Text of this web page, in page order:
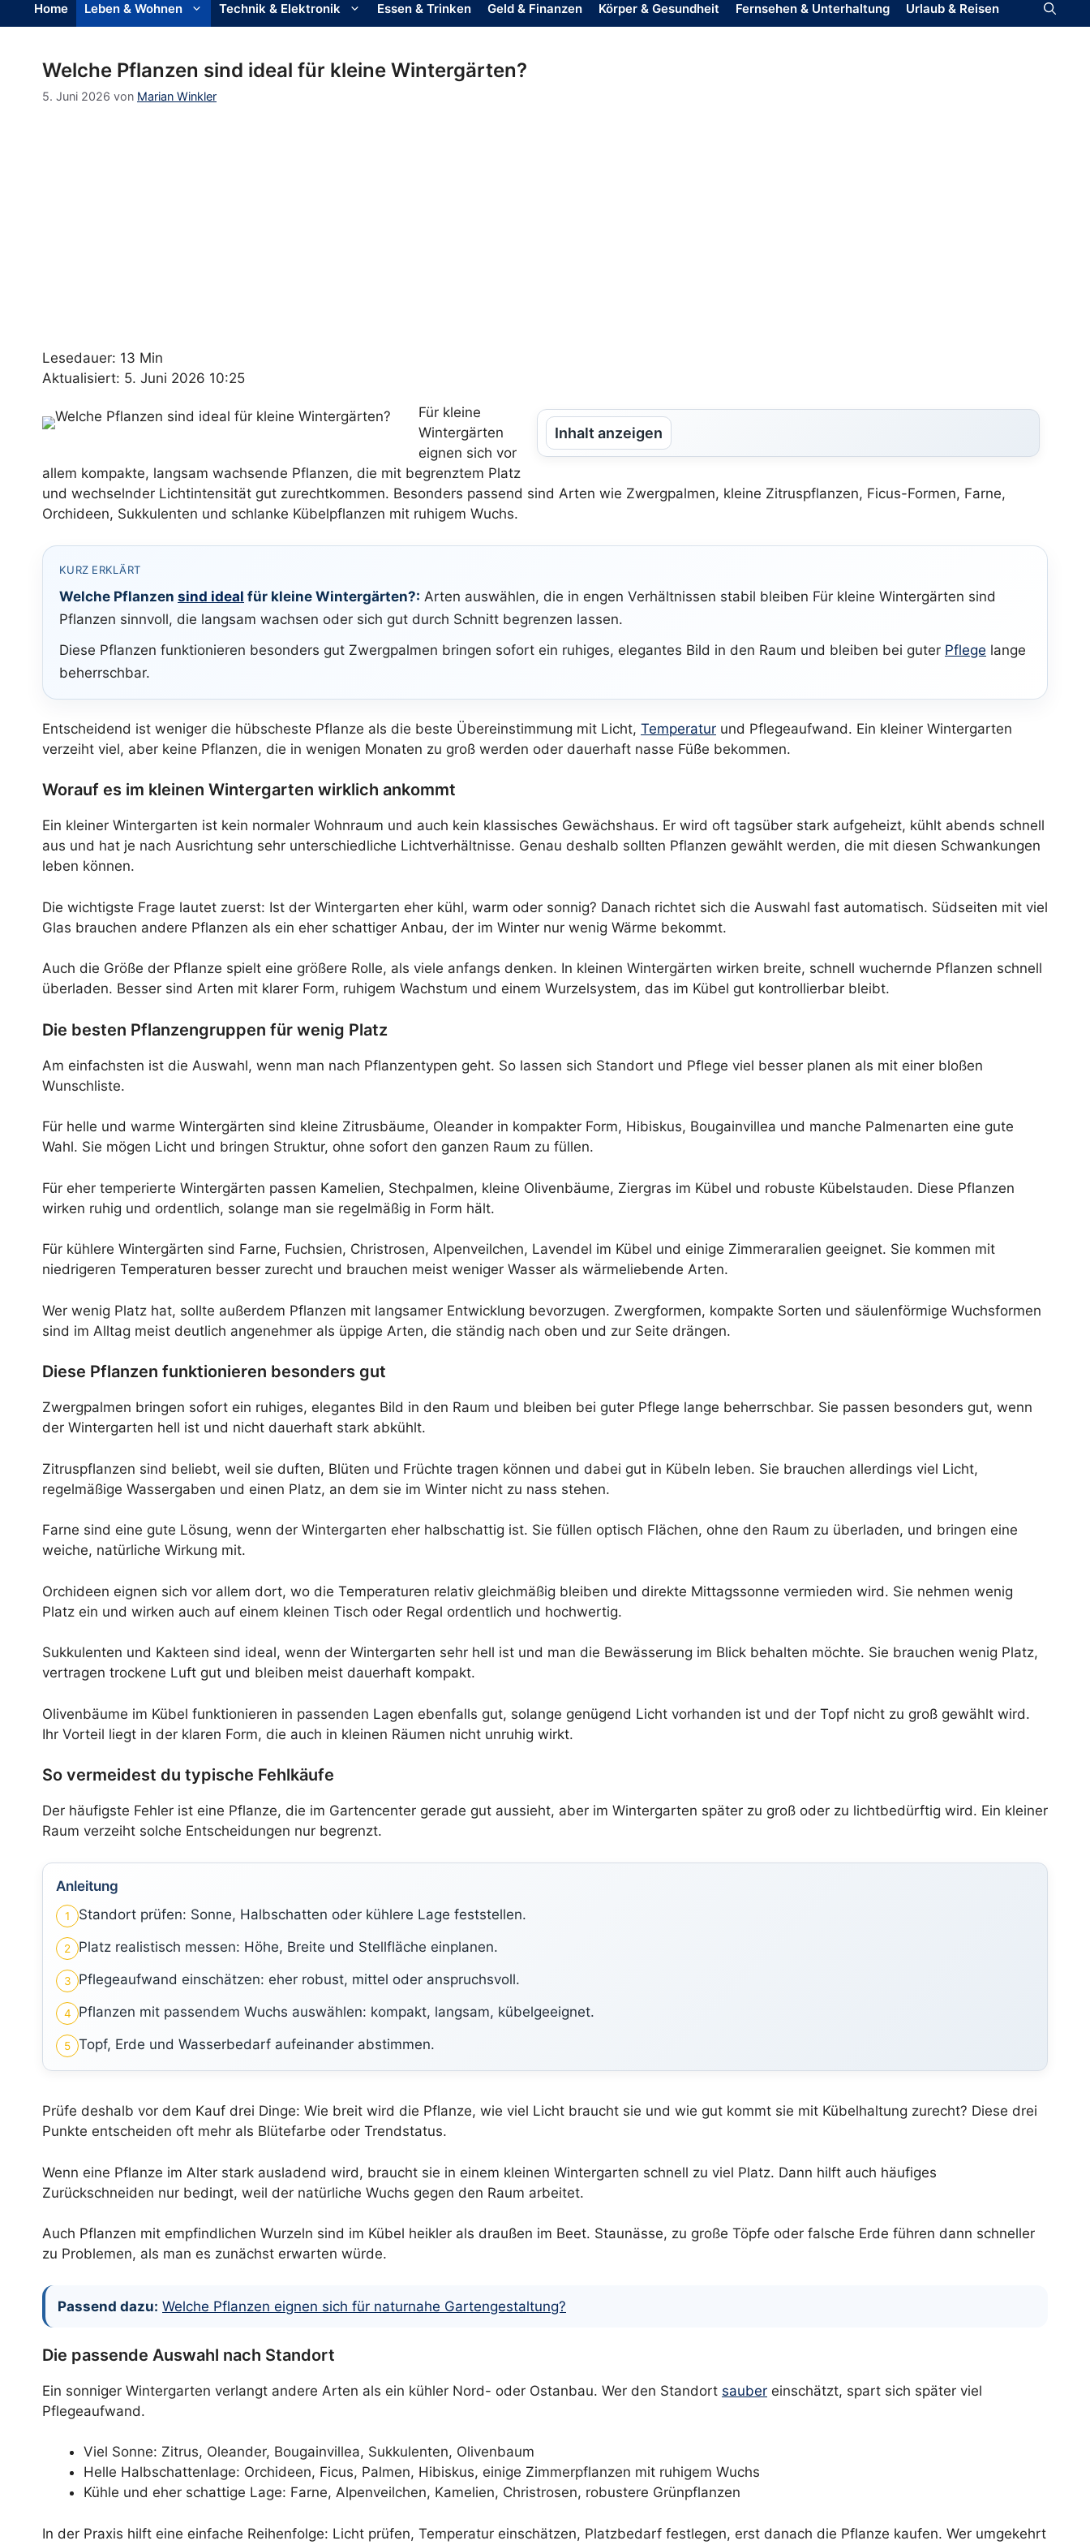
Home Leben & Wohnen Technik & Elektronik Essen & Trinken Geld & Finanzen Körper & Gesundheit Fernsehen & Unterhaltung Urlaub & Reisen
Welche Pflanzen sind ideal für kleine Wintergärten?
5. Juni 2026 von Marian Winkler
Lesedauer: 13 Min
Aktualisiert: 5. Juni 2026 10:25
Inhalt anzeigen
Für kleine
Wintergärten
eignen sich vor
allem kompakte, langsam wachsende Pflanzen, die mit begrenztem Platz
und wechselnder Lichtintensität gut zurechtkommen. Besonders passend sind Arten wie Zwergpalmen, kleine Zitruspflanzen, Ficus-Formen, Farne,
Orchideen, Sukkulenten und schlanke Kübelpflanzen mit ruhigem Wuchs.
KURZ ERKLÄRT
Welche Pflanzen sind ideal für kleine Wintergärten?: Arten auswählen, die in engen Verhältnissen stabil bleiben Für kleine Wintergärten sind
Pflanzen sinnvoll, die langsam wachsen oder sich gut durch Schnitt begrenzen lassen.
Diese Pflanzen funktionieren besonders gut Zwergpalmen bringen sofort ein ruhiges, elegantes Bild in den Raum und bleiben bei guter Pflege lange
beherrschbar.
Entscheidend ist weniger die hübscheste Pflanze als die beste Übereinstimmung mit Licht, Temperatur und Pflegeaufwand. Ein kleiner Wintergarten
verzeiht viel, aber keine Pflanzen, die in wenigen Monaten zu groß werden oder dauerhaft nasse Füße bekommen.
Worauf es im kleinen Wintergarten wirklich ankommt
Ein kleiner Wintergarten ist kein normaler Wohnraum und auch kein klassisches Gewächshaus. Er wird oft tagsüber stark aufgeheizt, kühlt abends schnell
aus und hat je nach Ausrichtung sehr unterschiedliche Lichtverhältnisse. Genau deshalb sollten Pflanzen gewählt werden, die mit diesen Schwankungen
leben können.
Die wichtigste Frage lautet zuerst: Ist der Wintergarten eher kühl, warm oder sonnig? Danach richtet sich die Auswahl fast automatisch. Südseiten mit viel
Glas brauchen andere Pflanzen als ein eher schattiger Anbau, der im Winter nur wenig Wärme bekommt.
Auch die Größe der Pflanze spielt eine größere Rolle, als viele anfangs denken. In kleinen Wintergärten wirken breite, schnell wuchernde Pflanzen schnell
überladen. Besser sind Arten mit klarer Form, ruhigem Wachstum und einem Wurzelsystem, das im Kübel gut kontrollierbar bleibt.
Die besten Pflanzengruppen für wenig Platz
Am einfachsten ist die Auswahl, wenn man nach Pflanzentypen geht. So lassen sich Standort und Pflege viel besser planen als mit einer bloßen
Wunschliste.
Für helle und warme Wintergärten sind kleine Zitrusbäume, Oleander in kompakter Form, Hibiskus, Bougainvillea und manche Palmenarten eine gute
Wahl. Sie mögen Licht und bringen Struktur, ohne sofort den ganzen Raum zu füllen.
Für eher temperierte Wintergärten passen Kamelien, Stechpalmen, kleine Olivenbäume, Ziergras im Kübel und robuste Kübelstauden. Diese Pflanzen
wirken ruhig und ordentlich, solange man sie regelmäßig in Form hält.
Für kühlere Wintergärten sind Farne, Fuchsien, Christrosen, Alpenveilchen, Lavendel im Kübel und einige Zimmeraralien geeignet. Sie kommen mit
niedrigeren Temperaturen besser zurecht und brauchen meist weniger Wasser als wärmeliebende Arten.
Wer wenig Platz hat, sollte außerdem Pflanzen mit langsamer Entwicklung bevorzugen. Zwergformen, kompakte Sorten und säulenförmige Wuchsformen
sind im Alltag meist deutlich angenehmer als üppige Arten, die ständig nach oben und zur Seite drängen.
Diese Pflanzen funktionieren besonders gut
Zwergpalmen bringen sofort ein ruhiges, elegantes Bild in den Raum und bleiben bei guter Pflege lange beherrschbar. Sie passen besonders gut, wenn
der Wintergarten hell ist und nicht dauerhaft stark abkühlt.
Zitruspflanzen sind beliebt, weil sie duften, Blüten und Früchte tragen können und dabei gut in Kübeln leben. Sie brauchen allerdings viel Licht,
regelmäßige Wassergaben und einen Platz, an dem sie im Winter nicht zu nass stehen.
Farne sind eine gute Lösung, wenn der Wintergarten eher halbschattig ist. Sie füllen optisch Flächen, ohne den Raum zu überladen, und bringen eine
weiche, natürliche Wirkung mit.
Orchideen eignen sich vor allem dort, wo die Temperaturen relativ gleichmäßig bleiben und direkte Mittagssonne vermieden wird. Sie nehmen wenig
Platz ein und wirken auch auf einem kleinen Tisch oder Regal ordentlich und hochwertig.
Sukkulenten und Kakteen sind ideal, wenn der Wintergarten sehr hell ist und man die Bewässerung im Blick behalten möchte. Sie brauchen wenig Platz,
vertragen trockene Luft gut und bleiben meist dauerhaft kompakt.
Olivenbäume im Kübel funktionieren in passenden Lagen ebenfalls gut, solange genügend Licht vorhanden ist und der Topf nicht zu groß gewählt wird.
Ihr Vorteil liegt in der klaren Form, die auch in kleinen Räumen nicht unruhig wirkt.
So vermeidest du typische Fehlkäufe
Der häufigste Fehler ist eine Pflanze, die im Gartencenter gerade gut aussieht, aber im Wintergarten später zu groß oder zu lichtbedürftig wird. Ein kleiner
Raum verzeiht solche Entscheidungen nur begrenzt.
Anleitung
1 Standort prüfen: Sonne, Halbschatten oder kühlere Lage feststellen.
2 Platz realistisch messen: Höhe, Breite und Stellfläche einplanen.
3 Pflegeaufwand einschätzen: eher robust, mittel oder anspruchsvoll.
4 Pflanzen mit passendem Wuchs auswählen: kompakt, langsam, kübelgeeignet.
5 Topf, Erde und Wasserbedarf aufeinander abstimmen.
Prüfe deshalb vor dem Kauf drei Dinge: Wie breit wird die Pflanze, wie viel Licht braucht sie und wie gut kommt sie mit Kübelhaltung zurecht? Diese drei
Punkte entscheiden oft mehr als Blütefarbe oder Trendstatus.
Wenn eine Pflanze im Alter stark ausladend wird, braucht sie in einem kleinen Wintergarten schnell zu viel Platz. Dann hilft auch häufiges
Zurückschneiden nur bedingt, weil der natürliche Wuchs gegen den Raum arbeitet.
Auch Pflanzen mit empfindlichen Wurzeln sind im Kübel heikler als draußen im Beet. Staunässe, zu große Töpfe oder falsche Erde führen dann schneller
zu Problemen, als man es zunächst erwarten würde.
Passend dazu: Welche Pflanzen eignen sich für naturnahe Gartengestaltung?
Die passende Auswahl nach Standort
Ein sonniger Wintergarten verlangt andere Arten als ein kühler Nord- oder Ostanbau. Wer den Standort sauber einschätzt, spart sich später viel
Pflegeaufwand.
Viel Sonne: Zitrus, Oleander, Bougainvillea, Sukkulenten, Olivenbaum
Helle Halbschattenlage: Orchideen, Ficus, Palmen, Hibiskus, einige Zimmerpflanzen mit ruhigem Wuchs
Kühle und eher schattige Lage: Farne, Alpenveilchen, Kamelien, Christrosen, robustere Grünpflanzen
In der Praxis hilft eine einfache Reihenfolge: Licht prüfen, Temperatur einschätzen, Platzbedarf festlegen, erst danach die Pflanze kaufen. Wer umgekehrt